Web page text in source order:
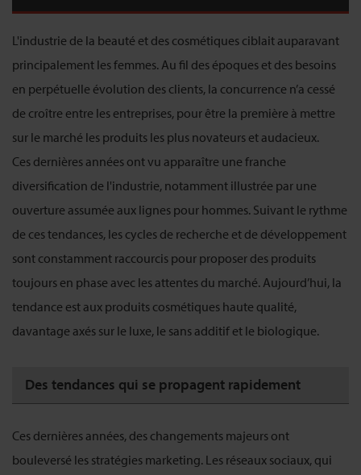
L'industrie de la beauté et des cosmétiques ciblait auparavant
principalement les femmes. Au fil des époques et des besoins
en perpétuelle évolution des clients, la concurrence n’a cessé
de croître entre les entreprises, pour être la première à mettre
sur le marché les produits les plus novateurs et audacieux.
Ces dernières années ont vu apparaître une franche
diversification de l'industrie, notamment illustrée par une
ouverture assumée aux lignes pour hommes. Suivant le rythme
de ces tendances, les cycles de recherche et de développement
sont constamment raccourcis pour proposer des produits
toujours en phase avec les attentes du marché. Aujourd’hui, la
tendance est aux produits cosmétiques haute qualité,
davantage axés sur le luxe, le sans additif et le biologique.
Des tendances qui se propagent rapidement
Ces dernières années, des changements majeurs ont
bouleversé les stratégies marketing. Les réseaux sociaux, qui